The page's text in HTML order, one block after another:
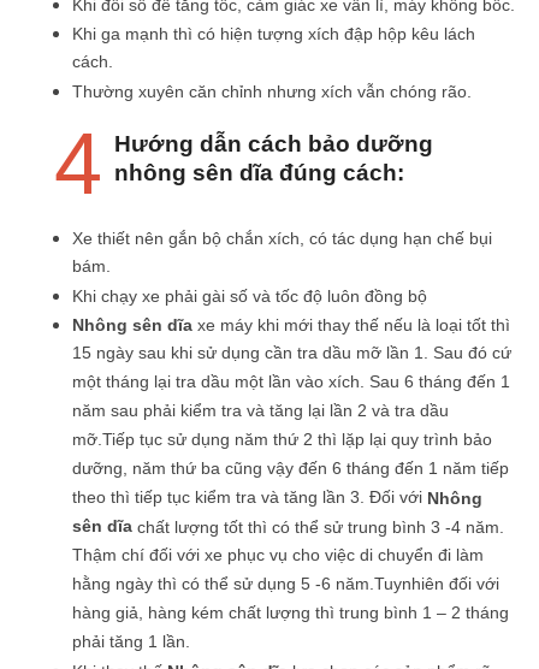
Khi đổi số để tăng tốc, cảm giác xe vẫn lì, máy không bốc.
Khi ga mạnh thì có hiện tượng xích đập hộp kêu lách
cách.
Thường xuyên căn chỉnh nhưng xích vẫn chóng rão.
4
Hướng dẫn cách bảo dưỡng
nhông sên dĩa đúng cách:
Xe thiết nên gắn bộ chắn xích, có tác dụng hạn chế bụi
bám.
Khi chạy xe phải gài số và tốc độ luôn đồng bộ
Nhông sên dĩa xe máy khi mới thay thế nếu là loại tốt thì
15 ngày sau khi sử dụng cần tra dầu mỡ lần 1. Sau đó cứ
một tháng lại tra dầu một lần vào xích. Sau 6 tháng đến 1
năm sau phải kiểm tra và tăng lại lần 2 và tra dầu
mỡ.Tiếp tục sử dụng năm thứ 2 thì lặp lại quy trình bảo
dưỡng, năm thứ ba cũng vậy đến 6 tháng đến 1 năm tiếp
theo thì tiếp tục kiểm tra và tăng lần 3. Đối với Nhông
sên dĩa chất lượng tốt thì có thể sử trung bình 3 -4 năm.
Thậm chí đối với xe phục vụ cho việc di chuyển đi làm
hằng ngày thì có thể sử dụng 5 -6 năm.Tuynhiên đối với
hàng giả, hàng kém chất lượng thì trung bình 1 – 2 tháng
phải tăng 1 lần.